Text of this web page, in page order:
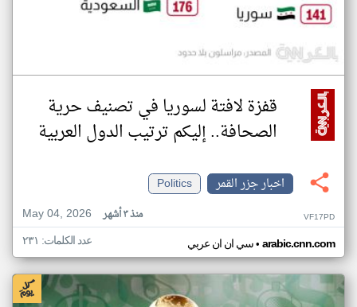
قفزة لافتة لسوريا في تصنيف حرية
الصحافة.. إليكم ترتيب الدول العربية
اخبار جزر القمر
Politics
May 04, 2026
منذ ٣ أشهر VF17PD
سي ان ان عربي• arabic.cnn.com عدد الكلمات: ٢٣١